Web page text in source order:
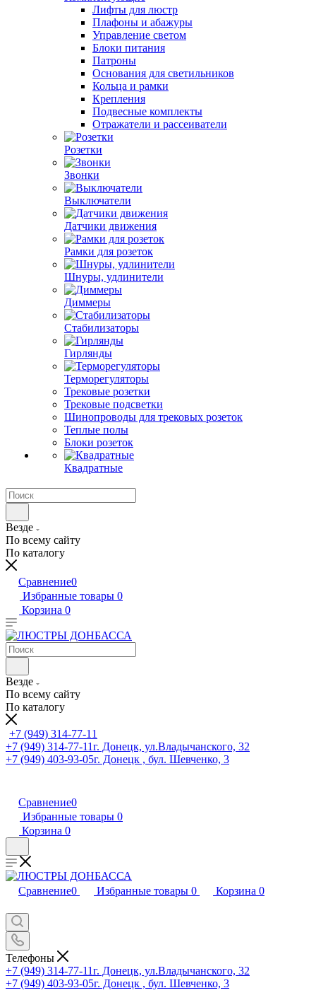
Лифты для люстр
Плафоны и абажуры
Управление светом
Блоки питания
Патроны
Основания для светильников
Кольца и рамки
Крепления
Подвесные комплекты
Отражатели и рассеиватели
Розетки
Звонки
Выключатели
Датчики движения
Рамки для розеток
Шнуры, удлинители
Диммеры
Стабилизаторы
Гирлянды
Терморегуляторы
Трековые розетки
Трековые подсветки
Шинопроводы для трековых розеток
Теплые полы
Блоки розеток
Квадратные
Везде
По всему сайту
По каталогу
Сравнение0
Избранные товары 0
Корзина 0
Везде
По всему сайту
По каталогу
+7 (949) 314-77-11
+7 (949) 314-77-11г. Донецк, ул.Владычанского, 32
+7 (949) 403-93-05г. Донецк , бул. Шевченко, 3
Сравнение0
Избранные товары 0
Корзина 0
Сравнение0 Избранные товары 0 Корзина 0
Телефоны
+7 (949) 314-77-11г. Донецк, ул.Владычанского, 32
+7 (949) 403-93-05г. Донецк , бул. Шевченко, 3